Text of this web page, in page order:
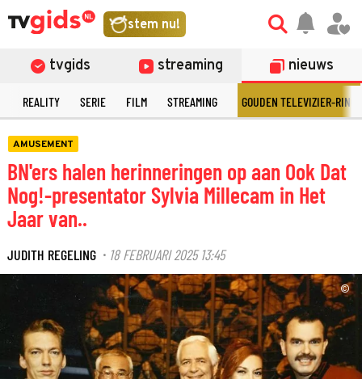
stem nu!
tvgids streaming nieuws
REALITY SERIE FILM STREAMING GOUDEN TELEVIZIER-RING
AMUSEMENT
BN'ers halen herinneringen op aan Ook Dat
Nog!-presentator Sylvia Millecam in Het
Jaar van..
JUDITH REGELING · 18 FEBRUARI 2025 13:45
©